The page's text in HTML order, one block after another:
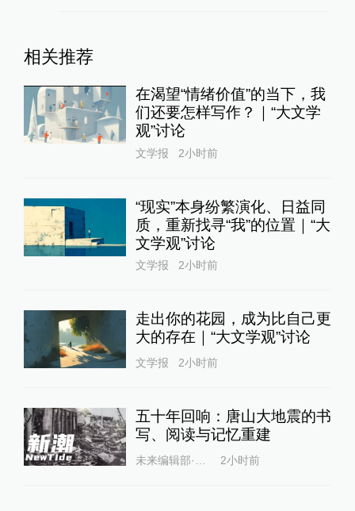
相关推荐
在渴望“情绪价值”的当下，我
们还要怎样写作？｜“大文学
观”讨论
文学报 2小时前
“现实”本身纷繁演化、日益同
质，重新找寻“我”的位置｜“大
文学观”讨论
文学报 2小时前
走出你的花园，成为比自己更
大的存在｜“大文学观”讨论
文学报 2小时前
五十年回响：唐山大地震的书
写、阅读与记忆重建
2小时前